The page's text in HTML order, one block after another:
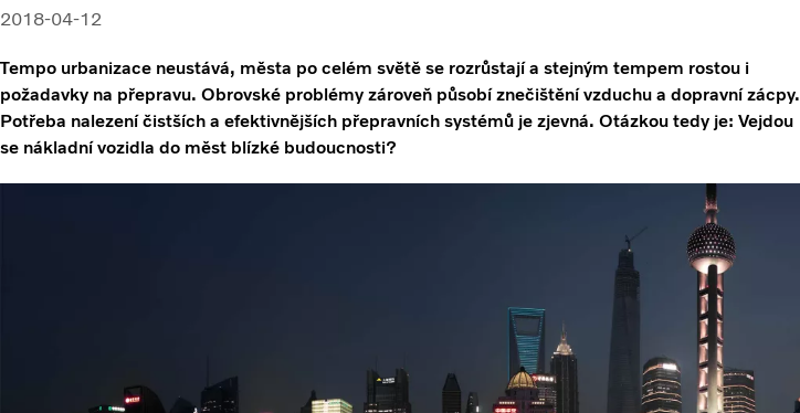
2018-04-12
Tempo urbanizace neustává, města po celém světě se rozrůstají a stejným tempem rostou i
požadavky na přepravu. Obrovské problémy zároveň působí znečištění vzduchu a dopravní zácpy.
Potřeba nalezení čistších a efektivnějších přepravních systémů je zjevná. Otázkou tedy je: Vejdou
se nákladní vozidla do měst blízké budoucnosti?